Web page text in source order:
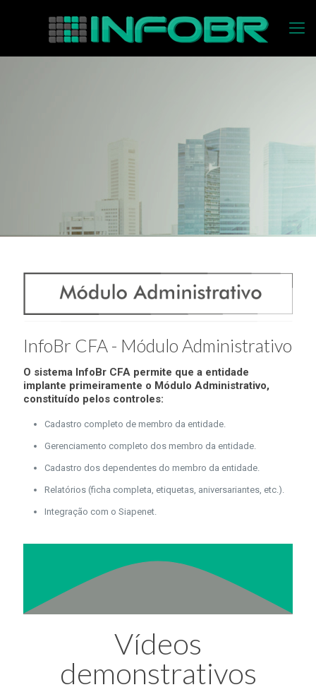
InfoBr CFA - Módulo Administrativo
O sistema InfoBr CFA permite que a entidade
implante primeiramente o Módulo Administrativo,
constituído pelos controles:
Cadastro completo de membro da entidade.
Gerenciamento completo dos membro da entidade.
Cadastro dos dependentes do membro da entidade.
Relatórios (ficha completa, etiquetas, aniversariantes, etc.).
Integração com o Siapenet.
Vídeos
demonstrativos